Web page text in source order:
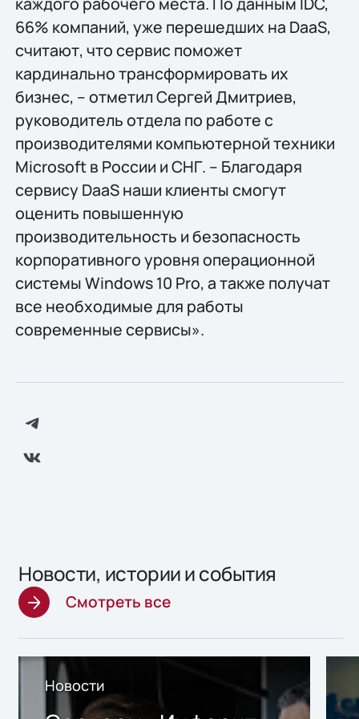
66% компаний, уже перешедших на DaaS,
считают, что сервис поможет
кардинально трансформировать их
бизнес, – отметил Сергей Дмитриев,
руководитель отдела по работе с
производителями компьютерной техники
Microsoft в России и СНГ. – Благодаря
сервису DaaS наши клиенты смогут
оценить повышенную
производительность и безопасность
корпоративного уровня операционной
системы Windows 10 Pro, а также получат
все необходимые для работы
современные сервисы».
Новости, истории и события
Смотреть все
Новости